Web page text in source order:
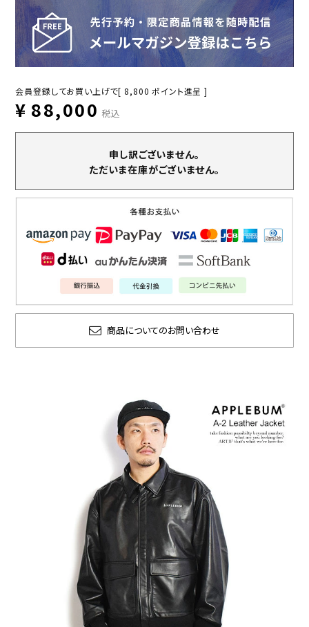
会員登録してお買い上げで[ 8,800 ポイント進呈 ]
¥ 88,000 税込
申し訳ございません。
ただいま在庫がございません。
商品についてのお問い合わせ